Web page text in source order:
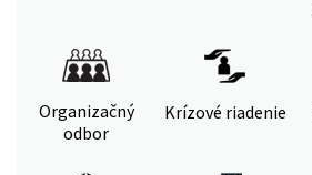
Organizačný
odbor
Krízové riadenie